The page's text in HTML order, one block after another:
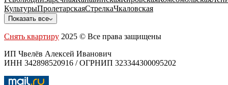
КультурыПролетарскаяСтрелкаЧкаловская
Показать все
Снять квартиру 2025 © Все права защищены
ИП Чвелёв Алексей Иванович
ИНН 342898520916 / ОГРНИП 323344300095202